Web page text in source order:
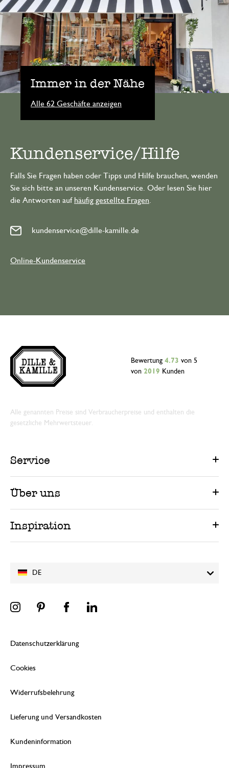
Immer in der Nähe
Alle 62 Geschäfte anzeigen
Kundenservice/Hilfe
Falls Sie Fragen haben oder Tipps und Hilfe brauchen, wenden
Sie sich bitte an unseren Kundenservice. Oder lesen Sie hier
die Antworten auf häufig gestellte Fragen
kundenservice@dille-kamille.de
Online-Kundenservice
DE
Bewertung 4.73 von 5
von 2019 Kunden
Alle genannten Preise sind Verbraucherpreise und enthalten die
gesetzliche Mehrwertsteuer.
Service
Über uns
Inspiration
Datenschutzerklärung
Cookies
Widerrufsbelehrung
Lieferung und Versandkosten
Kundeninformation
Impressum